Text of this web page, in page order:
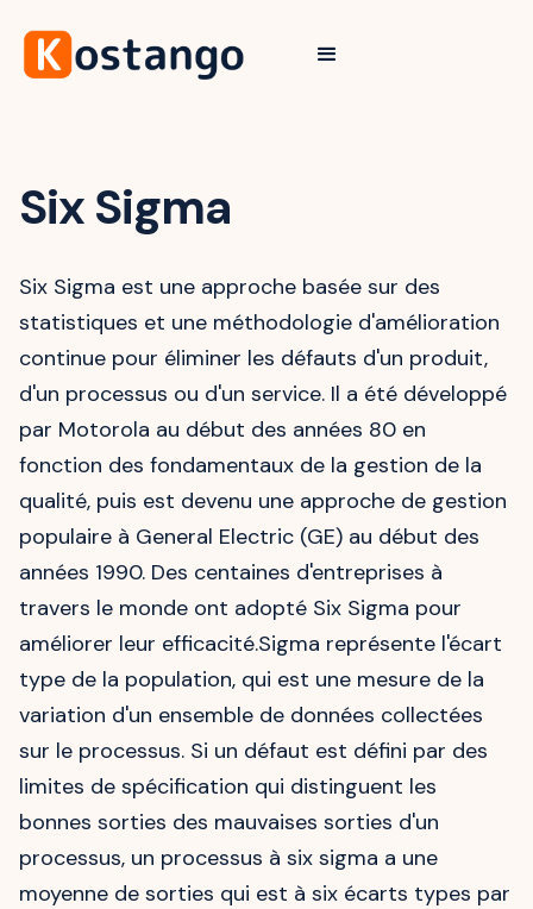
Six Sigma
Six Sigma est une approche basée sur des
statistiques et une méthodologie d'amélioration
continue pour éliminer les défauts d'un produit,
d'un processus ou d'un service. Il a été développé
par Motorola au début des années 80 en
fonction des fondamentaux de la gestion de la
qualité, puis est devenu une approche de gestion
populaire à General Electric (GE) au début des
années 1990. Des centaines d'entreprises à
travers le monde ont adopté Six Sigma pour
améliorer leur efficacité.Sigma représente l'écart
type de la population, qui est une mesure de la
variation d'un ensemble de données collectées
sur le processus. Si un défaut est défini par des
limites de spécification qui distinguent les
bonnes sorties des mauvaises sorties d'un
processus, un processus à six sigma a une
moyenne de sorties qui est à six écarts types par